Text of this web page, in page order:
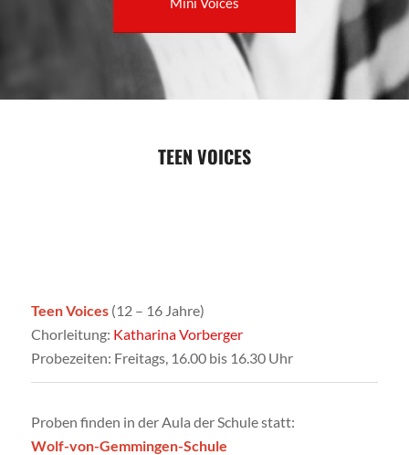
TEEN VOICES
Teen Voices(12 – 16 Jahre)
Chorleitung: Katharina Vorberger
Probezeiten: Freitags, 16.00 bis 16.30 Uhr
Proben finden in der Aula der Schule statt:
Wolf-von-Gemmingen-Schule